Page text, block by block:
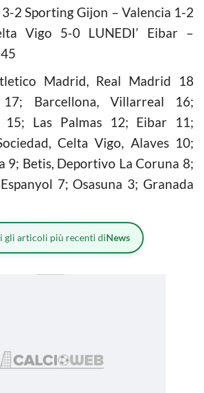
3-2 Sporting Gijon – Valencia 1-2
Vigo 5-0 LUNEDI’ Eibar –
Madrid, Real Madrid 18
Barcellona, Villarreal 16;
Las Palmas 12; Eibar 11;
Celta Vigo, Alaves 10;
9; Betis, Deportivo La Coruna 8;
7; Osasuna 3; Granada
gli articoli più recenti diNews